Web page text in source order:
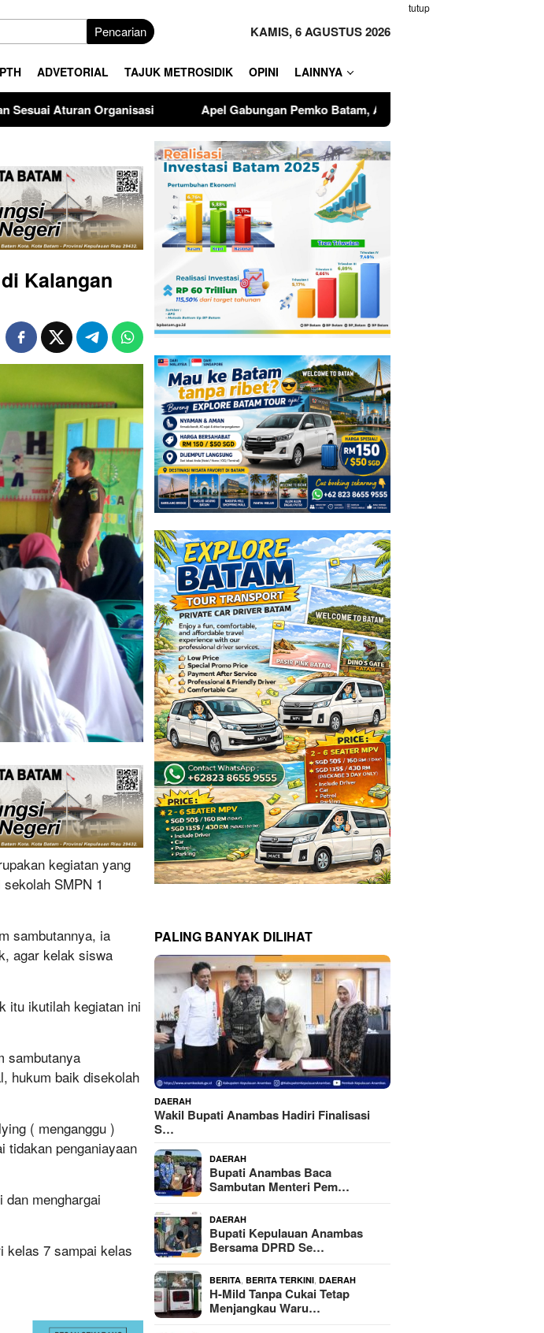
tutup
Pencarian KAMIS, 6 AGUSTUS 2026
ADVETORIAL TAJUK METROSIDIK OPINI LAINNYA
Apel Gabungan Pemko Batam, Amsakar Soroti Kinerja OPD dan Optimalisasi Pendapatan
Kalangan
kegiatan yang
SMPN 1
sambutannya, ia
agar kelak siswa
itu ikutilah kegiatan ini
sambutanya
hukum baik disekolah
( menganggu )
tidakan penganiayaan
menghargai
kelas 7 sampai kelas
PALING BANYAK DILIHAT
DAERAH
Wakil Bupati Anambas Hadiri Finalisasi
S…
DAERAH
Bupati Anambas Baca
Sambutan Menteri Pem…
DAERAH
Bupati Kepulauan Anambas
Bersama DPRD Se…
BERITA ,BERITA TERKINI ,DAERAH
H-Mild Tanpa Cukai Tetap
Menjangkau Waru…